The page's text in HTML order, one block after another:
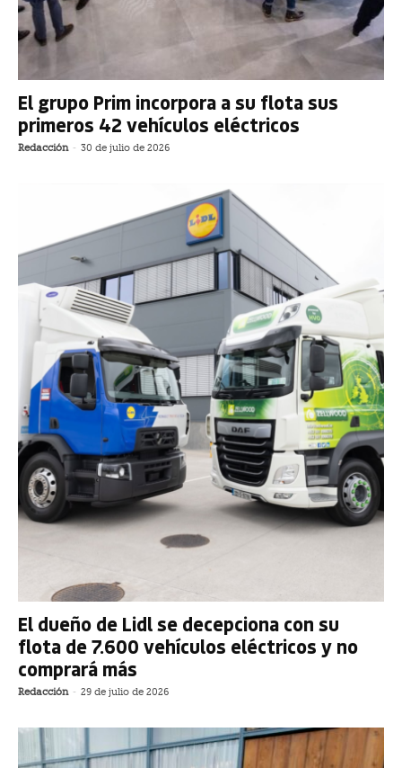
El grupo Prim incorpora a su flota sus
primeros 42 vehículos eléctricos
Redacción - 30 de julio de 2026
El dueño de Lidl se decepciona con su
flota de 7.600 vehículos eléctricos y no
comprará más
Redacción - 29 de julio de 2026